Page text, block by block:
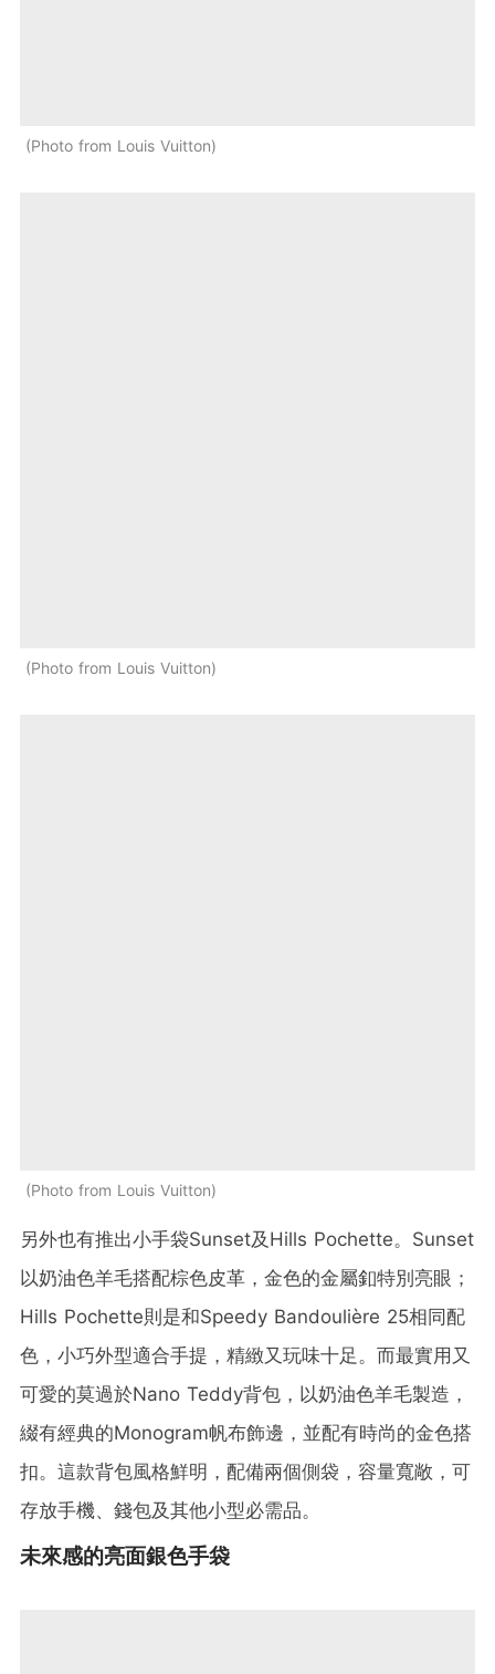
Photo from Louis Vuitton
Photo from Louis Vuitton
Photo from Louis Vuitton
另外也有推出小手袋Sunset及Hills Pochette。Sunset
以奶油色羊毛搭配棕色皮革，金色的金屬釦特別亮眼；
Hills Pochette則是和Speedy Bandoulière 25相同配
色，小巧外型適合手提，精緻又玩味十足。而最實用又
可愛的莫過於Nano Teddy背包，以奶油色羊毛製造，
綴有經典的Monogram帆布飾邊，並配有時尚的金色搭
扣。這款背包風格鮮明，配備兩個側袋，容量寬敞，可
存放手機、錢包及其他小型必需品。
未來感的亮面銀色手袋